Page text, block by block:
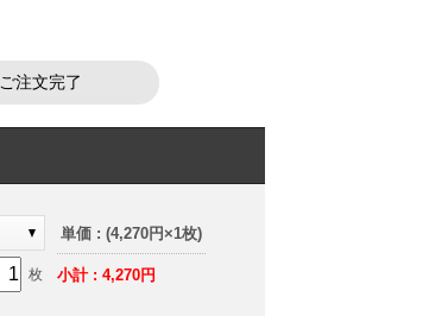
ご注文完了
枚
単価 : (4,270円×1枚)
小計 : 4,270円